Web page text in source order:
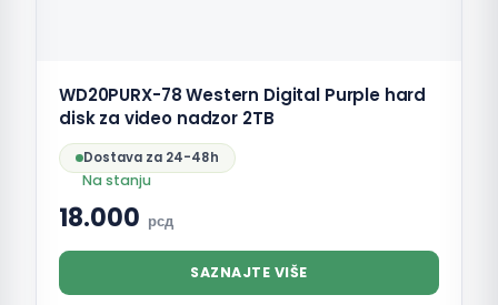
WD20PURX-78 Western Digital Purple hard
disk za video nadzor 2TB
Dostava za 24-48h
Na stanju
18.000 рсд
SAZNAJTE VIŠE